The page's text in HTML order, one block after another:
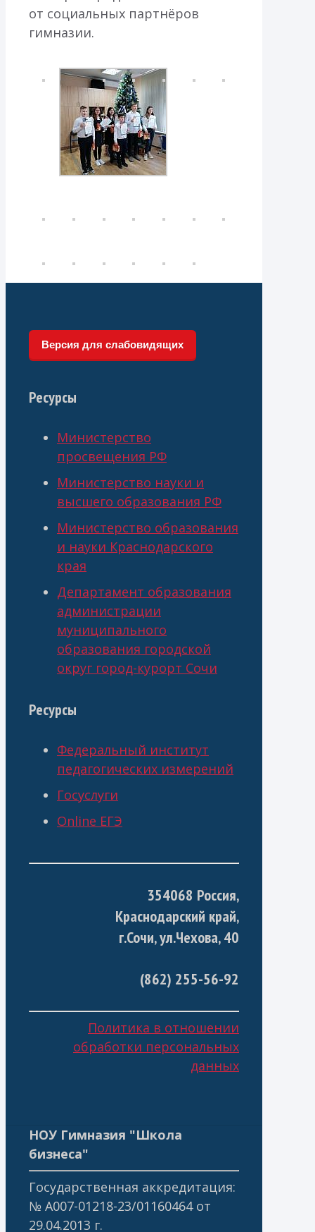
от социальных партнёров
гимназии.
Версия для слабовидящих
Ресурсы
Министерство
просвещения РФ
Министерство науки и
высшего образования РФ
Министерство образования
и науки Краснодарского
края
Департамент образования
администрации
муниципального
образования городской
округ город-курорт Сочи
Ресурсы
Федеральный институт
педагогических измерений
Госуслуги
Online ЕГЭ
354068 Россия,
Краснодарский край,
г.Сочи, ул.Чехова, 40
(862) 255-56-92
Политика в отношении
обработки персональных
данных
НОУ Гимназия "Школа
бизнеса"
Государственная аккредитация:
№ А007-01218-23/01160464 от
29.04.2013 г.